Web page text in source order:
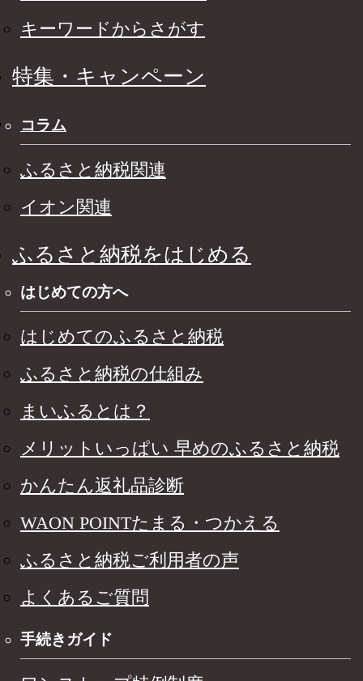
キーワードからさがす
特集・キャンペーン
コラム
ふるさと納税関連
イオン関連
ふるさと納税をはじめる
はじめての方へ
はじめてのふるさと納税
ふるさと納税の仕組み
まいふるとは？
メリットいっぱい 早めのふるさと納税
かんたん返礼品診断
WAON POINTたまる・つかえる
ふるさと納税ご利用者の声
よくあるご質問
手続きガイド